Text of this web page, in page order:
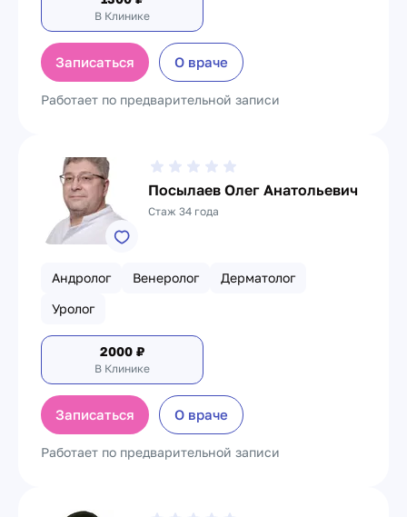
В Клинике
Записаться О враче
Работает по предварительной записи
Посылаев Олег Анатольевич
Стаж 34 года
Андролог Венеролог
Дерматолог
Уролог
2000 ₽
В Клинике
Записаться О враче
Работает по предварительной записи